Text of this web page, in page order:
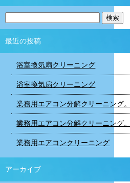
最近の投稿
浴室換気扇クリーニング
浴室換気扇クリーニング
業務用エアコン分解クリーニング。
業務用エアコン分解クリーニング。
業務用エアコンクリーニング
アーカイブ